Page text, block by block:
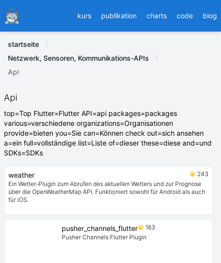
Ducafecat kurs publikation charts code blog
startseite
Netzwerk, Sensoren, Kommunikations-APIs
Api
Api
top=Top Flutter=Flutter API=api packages=packages
various=verschiedene organizations=Organisationen
provide=bieten you=Sie can=Können check out=sich ansehen
a=ein full=vollständige list=Liste of=dieser these=diese and=und
SDKs=SDKs
weather
243
Ein Wetter-Plugin zum Abrufen des aktuellen Wetters und zur Prognose
über die OpenWeatherMap API. Funktioniert sowohl für Android als auch
für iOS.
pusher_channels_flutter
163
Pusher Channels Flutter Plugin